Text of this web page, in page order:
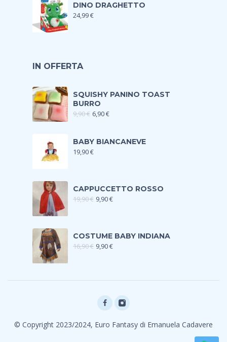
DINO DRAGHETTO
24,99€
IN OFFERTA
SQUISHY PANINO TOAST
BURRO
9,90€ 6,90€
BABY BIANCANEVE
19,90€
CAPPUCCETTO ROSSO
19,90€ 9,90€
COSTUME BABY INDIANA
16,90€ 9,90€
© Copyright 2023/2024, Euro Fantasy di Emanuela Cadavere